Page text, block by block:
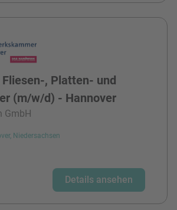
, Platten- und
(m/w/d) - Hannover
GmbH
Niedersachsen
Details ansehen